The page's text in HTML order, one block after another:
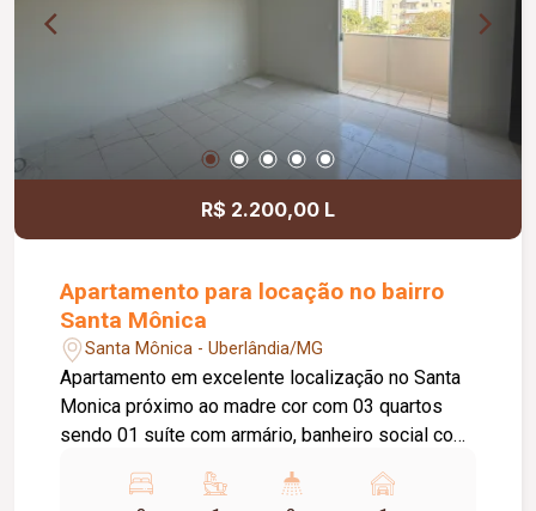
R$ 2.200,00 L
Apartamento para locação no bairro
Santa Mônica
Santa Mônica - Uberlândia/MG
Apartamento em excelente localização no Santa
Monica próximo ao madre cor com 03 quartos
sendo 01 suíte com armário, banheiro social com
estar com sacada, cozinha toda planejada com